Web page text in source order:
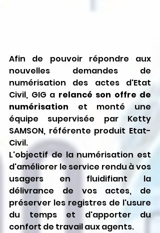
Afin de pouvoir répondre aux
nouvelles demandes de
numérisation des actes d'Etat
Civil, GIG a relancé son offre de
numérisation et monté une
équipe supervisée par Ketty
SAMSON, référente produit Etat-
Civil.
L'objectif de la numérisation est
d'améliorer le service rendu à vos
usagers en fluidifiant la
délivrance de vos actes, de
préserver les registres de l'usure
du temps et d'apporter du
confort de travail aux agents.